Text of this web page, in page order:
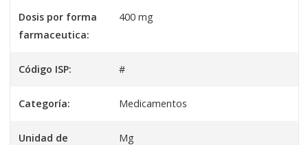
Dosis por forma
farmaceutica:
400 mg
Código ISP: #
Categoría: Medicamentos
Unidad de
Mg